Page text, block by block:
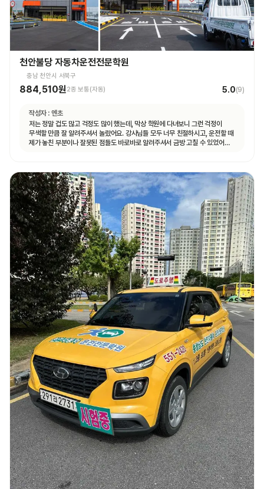
천안불당 자동차운전전문학원
충남 천안시 서북구
884,510원 2종 보통(자동) 5.0(9)
작성자 : 엔초
저는 정말 겁도 많고 걱정도 많이 했는데, 막상 학원에 다녀보니 그런 걱정이
무색할 만큼 잘 알려주셔서 놀랐어요. 강사님들 모두 너무 친절하시고, 운전할 때
제가 놓친 부분이나 잘못된 점들도 바로바로 알려주셔서 금방 고칠 수 있었어요.
있었어요. 또 강사님들뿐만 아니라 상담해주시는 분들도 다들 친절하시고
세심하게 챙겨주는 학원 입니다!! 저처럼 운전이 처음이라 많이 두렵고 걱정되는
분들이 계시다면, 이 학원 정말 추천드리고 싶습니다! 친절하고 꼼꼼한 강의
덕분에 자신 있게 도로주행 준비까지 할 수 있었어요. 여기서 배우길 정말
잘했다는 생각이 듭니다.